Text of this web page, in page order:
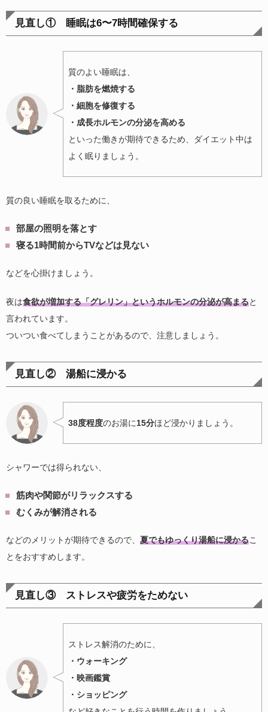
見直し① 睡眠は6〜7時間確保する
質のよい睡眠は、
・脂肪を燃焼する
・細胞を修復する
・成長ホルモンの分泌を高める
といった働きが期待できるため、ダイエット中は
よく眠りましょう。
質の良い睡眠を取るために、
部屋の照明を落とす
寝る1時間前からTVなどは見ない
などを心掛けましょう。
夜は食欲が増加する「グレリン」というホルモンの分泌が高まると
言われています。
ついつい食べてしまうことがあるので、注意しましょう。
見直し② 湯船に浸かる
38度程度のお湯に15分ほど浸かりましょう。
シャワーでは得られない、
筋肉や関節がリラックスする
むくみが解消される
などのメリットが期待できるので、 夏でもゆっくり湯船に浸かるこ
とをおすすめします。
見直し③ ストレスや疲労をためない
ストレス解消のために、
・ウォーキング
・映画鑑賞
・ショッピング